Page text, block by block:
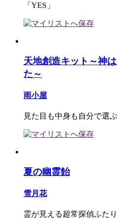
「YES」
天地創造キット～神
た～
雨小屋
見た目も中身も自分で選
夏の幽霊飴
雪月花
霊が見える超常探偵ふた